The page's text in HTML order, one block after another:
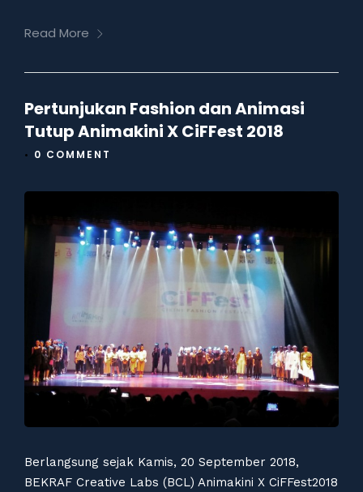
Read More
Pertunjukan Fashion dan Animasi
Tutup Animakini X CiFFest 2018
• 0 COMMENT
Berlangsung sejak Kamis, 20 September 2018,
BEKRAF Creative Labs (BCL) Animakini X CiFFest2018